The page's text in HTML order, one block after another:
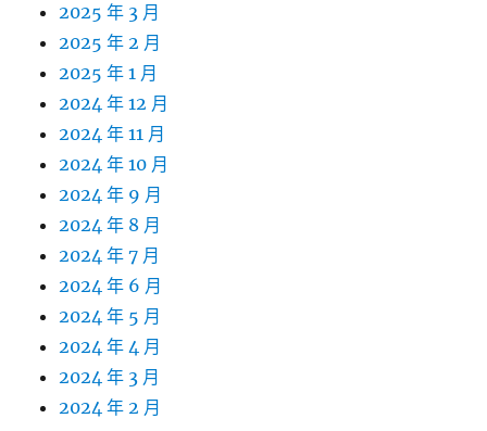
2025 年 3 月
2025 年 2 月
2025 年 1 月
2024 年 12 月
2024 年 11 月
2024 年 10 月
2024 年 9 月
2024 年 8 月
2024 年 7 月
2024 年 6 月
2024 年 5 月
2024 年 4 月
2024 年 3 月
2024 年 2 月